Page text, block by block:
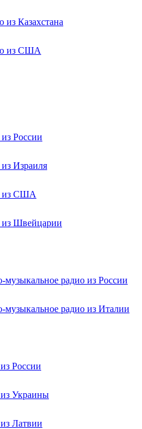
из Казахстана
из США
России
Израиля
из США
Швейцарии
музыкальное радио из России
музыкальное радио из Италии
России
Украины
Латвии